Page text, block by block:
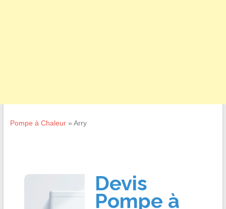
Pompe à Chaleur» Arry